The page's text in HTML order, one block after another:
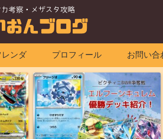
ンダ プロフィール お問い合